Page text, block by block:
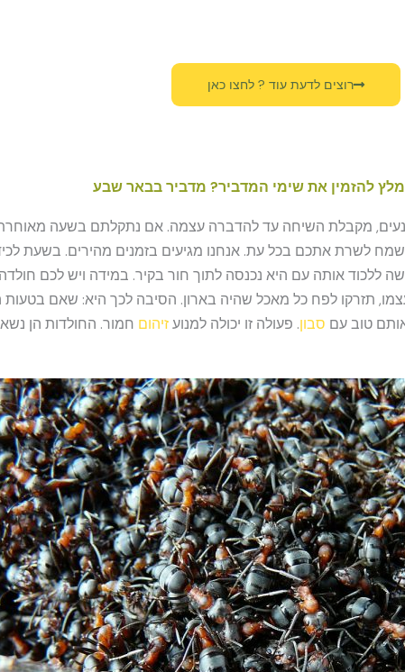
רוצים לדעת עוד ? לחצו כאן
להזמין את שימי המדביר? מדביר בבאר שבע
מקבלת השיחה עד להדברה עצמה. אם נתקלתם בשעה מאוחרת
אנו נשמח לשרת אתכם בכל עת. אנחנו מגיעים בזמנים מהירים.
ללכוד אותה עם היא נכנסה לתוך חור בקיר. במידה ויש לכם
תזרקו לפח כל מאכל שהיה בארון. הסיבה לכך היא: שאם
טוב עם סבון. פעולה זו יכולה למנועזיהום חמור. החולדות הן